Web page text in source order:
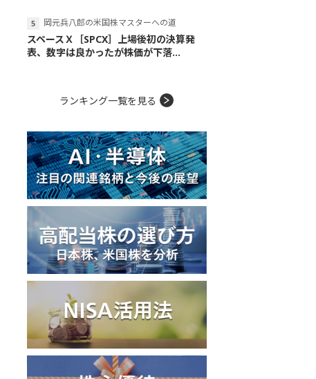
岡元兵八郎の米国株マスターへの道
スペースＸ［SPCX］上場後初の決算発
表、数字は良かったが株価が下落...
ランキング一覧を見る